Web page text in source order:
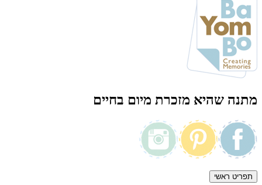
מתנה שהיא מזכרת מיום בחיים
תפריט ראשי